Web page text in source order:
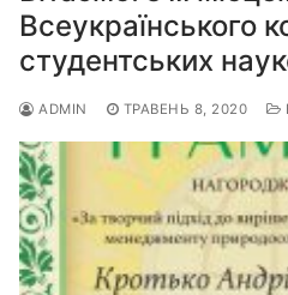
Всеукраїнського
студентських
ADMIN ТРАВЕНЬ 8, 2020